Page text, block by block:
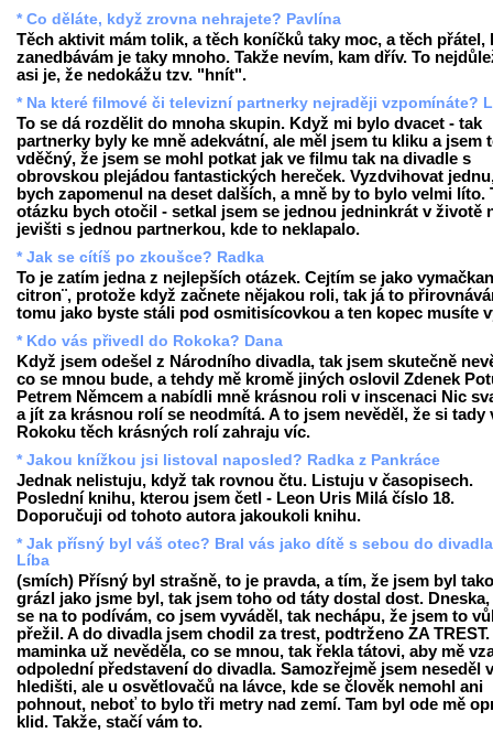
* Co děláte, když zrovna nehrajete? Pavlína
Těch aktivit mám tolik, a těch koníčků taky moc, a těch přátel,
zanedbávám je taky mnoho. Takže nevím, kam dřív. To
asi je, že nedokážu tzv. "hnít".
* Na které filmové či televizní partnerky nejraději vzpomínáte?
To se dá rozdělit do mnoha skupin. Když mi bylo dvacet - tak
partnerky byly ke mně adekvátní, ale měl jsem tu kliku a jsem
vděčný, že jsem se mohl potkat jak ve filmu tak na divadle s
obrovskou plejádou fantastických hereček. Vyzdvihovat
bych zapomenul na deset dalších, a mně by to bylo velmi líto.
otázku bych otočil - setkal jsem se jednou jedninkrát v životě
jevišti s jednou partnerkou, kde to neklapalo.
* Jak se cítíš po zkoušce? Radka
To je zatím jedna z nejlepších otázek. Cejtím se jako
citron¨, protože když začnete nějakou roli, tak já to
tomu jako byste stáli pod osmitisícovkou a ten kopec musíte
* Kdo vás přivedl do Rokoka? Dana
Když jsem odešel z Národního divadla, tak jsem skutečně
co se mnou bude, a tehdy mě kromě jiných oslovil Zdenek
Petrem Němcem a nabídli mně krásnou roli v inscenaci Nic
a jít za krásnou rolí se neodmítá. A to jsem nevěděl, že si tady
Rokoku těch krásných rolí zahraju víc.
* Jakou knížkou jsi listoval naposled? Radka z Pankráce
Jednak nelistuju, když tak rovnou čtu. Listuju v časopisech.
Poslední knihu, kterou jsem četl - Leon Uris Milá číslo 18.
Doporučuji od tohoto autora jakoukoli knihu.
* Jak přísný byl váš otec? Bral vás jako dítě s sebou do
Líba
(smích) Přísný byl strašně, to je pravda, a tím, že jsem byl
grázl jako jsme byl, tak jsem toho od táty dostal dost.
se na to podívám, co jsem vyváděl, tak nechápu, že jsem to
přežil. A do divadla jsem chodil za trest, podtrženo ZA
maminka už nevěděla, co se mnou, tak řekla tátovi, aby mě
odpolední představení do divadla. Samozřejmě jsem neseděl v
hledišti, ale u osvětlovačů na lávce, kde se člověk nemohl ani
pohnout, neboť to bylo tři metry nad zemí. Tam byl ode mě
klid. Takže, stačí vám to.